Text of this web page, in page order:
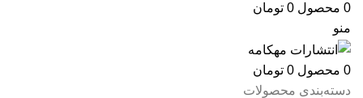
0 محصول 0 تومان
منو
0 محصول 0 تومان
دسته‌بندی محصولات